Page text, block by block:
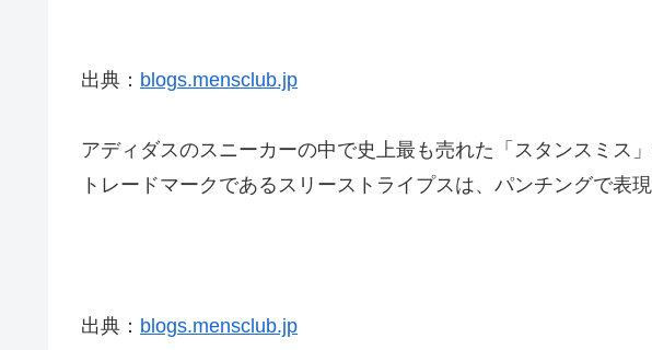
出典： blogs.mensclub.jp
アディダスのスニーカーの中で史上最も売れた「スタンスミス
トレードマークであるスリーストライプスは、パンチングで表
出典： blogs.mensclub.jp